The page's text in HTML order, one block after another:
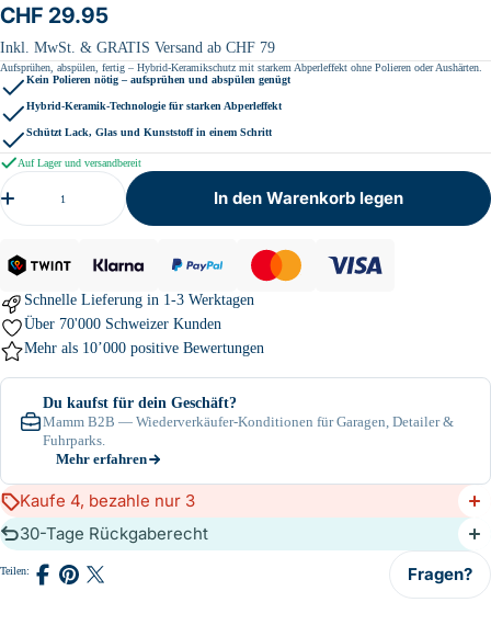
Regulärer
Preis
CHF 29.95
Inkl. MwSt. & GRATIS Versand ab CHF 79
Aufsprühen, abspülen, fertig – Hybrid-Keramikschutz mit starkem Abperleffekt ohne Polieren oder Aushärten.
Kein Polieren nötig – aufsprühen und abspülen genügt
Hybrid-Keramik-Technologie für starken Abperleffekt
Schützt Lack, Glas und Kunststoff in einem Schritt
Auf Lager und versandbereit
Menge
In den Warenkorb legen
Schnelle Lieferung in 1-3 Werktagen
Über 70'000 Schweizer Kunden
Mehr als 10’000 positive Bewertungen
Du kaufst für dein Geschäft?
Mamm B2B — Wiederverkäufer-Konditionen für Garagen, Detailer &
Fuhrparks.
Mehr erfahren
Kaufe 4, bezahle nur 3
30-Tage Rückgaberecht
Teilen:
Auf
Auf
Teilen
Fragen?